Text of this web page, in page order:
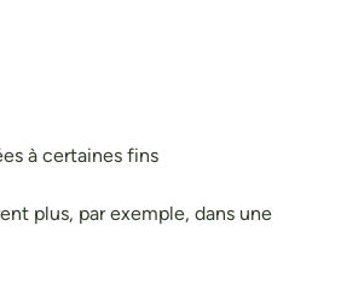
à certaines fins
plus, par exemple, dans une